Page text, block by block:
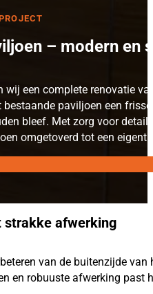
– modern en
wij een complete renovatie
paviljoen een
bleef. Met zorg voor
omgetoverd tot een
strakke afwerking
van de buitenzijde
en robuuste afwerking